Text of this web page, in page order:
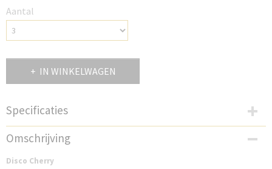
Aantal
IN WINKELWAGEN
Specificaties
Productcode
MD1DC
Omschrijving
Disco Cherry